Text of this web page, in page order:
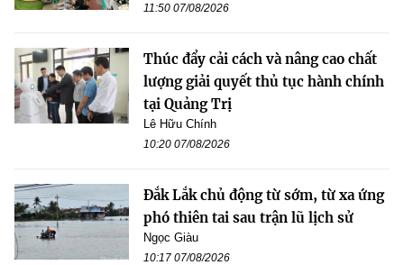
11:50 07/08/2026
Thúc đẩy cải cách và nâng cao chất
lượng giải quyết thủ tục hành chính
tại Quảng Trị
Lê Hữu Chính
10:20 07/08/2026
Đắk Lắk chủ động từ sớm, từ xa ứng
phó thiên tai sau trận lũ lịch sử
Ngọc Giàu
10:17 07/08/2026